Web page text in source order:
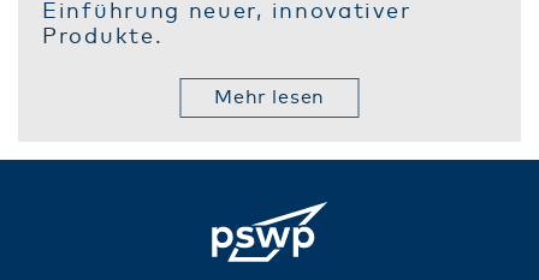
Einführung neuer, innovativer
Produkte.
Mehr lesen